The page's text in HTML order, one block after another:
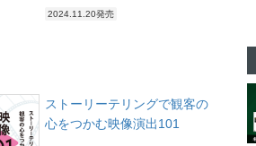
2024.11.20発売
ストーリーテリングで観客の
心をつかむ映像演出101